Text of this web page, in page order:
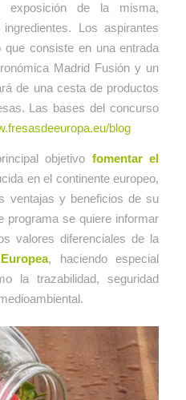
exposición de la misma,
Los aspirantes
consiste en una entrada
Madrid Fusión y un
de una cesta de productos
Las bases del concurso
blog
objetivo fomentar el
en el continente europeo,
ventajas y beneficios de su
programa se quiere informar
valores diferenciales de la
, haciendo especial
la trazabilidad, seguridad